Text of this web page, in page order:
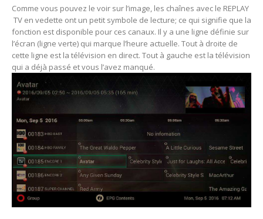
Comme vous pouvez le voir sur l’image, les chaînes avec le REPLAY
TV en vedette ont un petit symbole de lecture; ce qui signifie que la
fonction est disponible pour ces canaux. Il y a une ligne définie sur
l’écran (ligne verte) qui marque l’heure actuelle. Tout à droite de
cette ligne est la télévision en direct. Tout à gauche est la télévision
qui a déjà passé et vous l’avez manqué.